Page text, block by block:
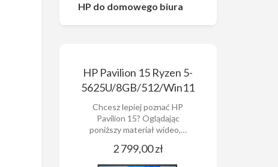
HP do domowego biura
HP Pavilion 15 Ryzen 5-
5625U/8GB/512/Win11
Chcesz lepiej poznać HP
Pavilion 15? Oglądając
poniższy materiał wideo,…
2 799,00 zł